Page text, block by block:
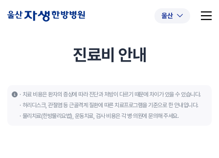
울산
#초음파약침 #척추압박골절
#교통사고후유증 #허리디스크 #목디스크
진료비 안내
치료 비용은 환자의 증상에 따라 진단과 처방이 다르기 때문에 차이가 있을 수 있습니다.
허리디스크, 관절염 등 근골격계 질환에 따른 치료프로그램을 기준으로 한 안내입니다.
물리치료(한방물리요법), 운동치료, 검사 비용은 각 병∙의원에 문의해 주세요.